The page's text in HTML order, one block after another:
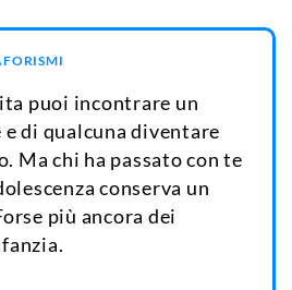
puoi incontrare un
e di qualcuna diventare
Ma chi ha passato con te
conserva un
più ancora dei